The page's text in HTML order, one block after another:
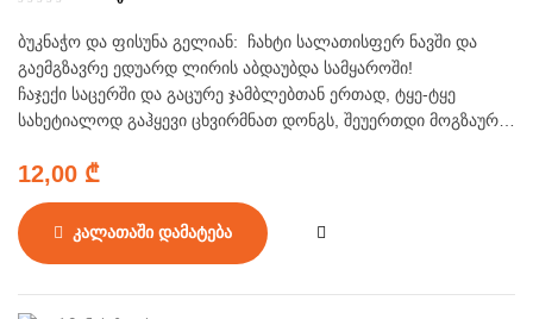
ბუკნაჭო და ფისუნა გელიან: ჩახტი სალათისფერ ნავში და
გაემგზავრე ედუარდ ლირის აბდაუბდა სამყაროში!
ჩაჯექი საცერში და გაცურე ჯამბლებთან ერთად, ტყე-ტყე
სახეტიალოდ გაჰყევი ცხვირმნათ დონგს, შეუერთდი მოგზაურ
ჩითების ცხოველ-ფრინველ-მწერები და გამოეწყვე ახლებურ
ტანსაცმელში ვინმე ბერიკაცის დარად. ამ კრებულში შესულ
ყოველ ლექსს განთქმული მხატვრის, რობერტ ინგპენის,
ხალისიანი ილუსტრაციები ამშვენებს, მათ შორის _ ბონგის ხის
12,00 ₾
კალათაში დამატება